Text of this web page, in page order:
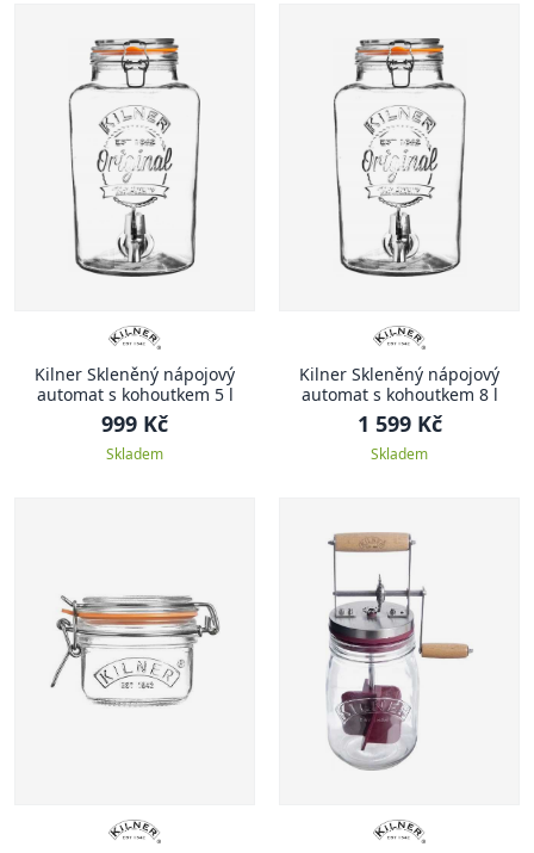
Kilner Skleněný nápojový
automat s kohoutkem 5 l
999 Kč
Skladem
Kilner Skleněný nápojový
automat s kohoutkem 8 l
1 599 Kč
Skladem